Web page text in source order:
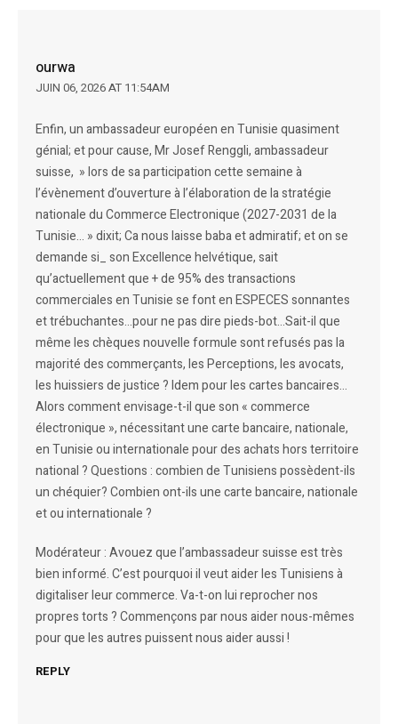
ourwa
JUIN 06, 2026 AT 11:54AM
Enfin, un ambassadeur européen en Tunisie quasiment
génial; et pour cause, Mr Josef Renggli, ambassadeur
suisse, » lors de sa participation cette semaine à
l’évènement d’ouverture à l’élaboration de la stratégie
nationale du Commerce Electronique (2027-2031 de la
Tunisie… » dixit; Ca nous laisse baba et admiratif; et on se
demande si_ son Excellence helvétique, sait
qu’actuellement que + de 95% des transactions
commerciales en Tunisie se font en ESPECES sonnantes
et trébuchantes…pour ne pas dire pieds-bot…Sait-il que
même les chèques nouvelle formule sont refusés pas la
majorité des commerçants, les Perceptions, les avocats,
les huissiers de justice ? Idem pour les cartes bancaires…
Alors comment envisage-t-il que son « commerce
électronique », nécessitant une carte bancaire, nationale,
en Tunisie ou internationale pour des achats hors territoire
national ? Questions : combien de Tunisiens possèdent-ils
un chéquier? Combien ont-ils une carte bancaire, nationale
et ou internationale ?
Modérateur : Avouez que l’ambassadeur suisse est très
bien informé. C’est pourquoi il veut aider les Tunisiens à
digitaliser leur commerce. Va-t-on lui reprocher nos
propres torts ? Commençons par nous aider nous-mêmes
pour que les autres puissent nous aider aussi !
REPLY